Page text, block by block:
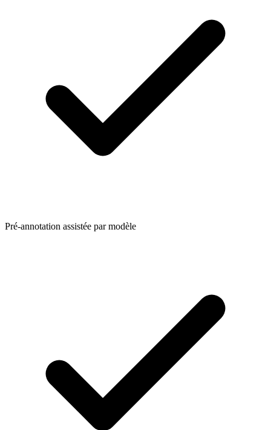
Pré-annotation assistée par modèle